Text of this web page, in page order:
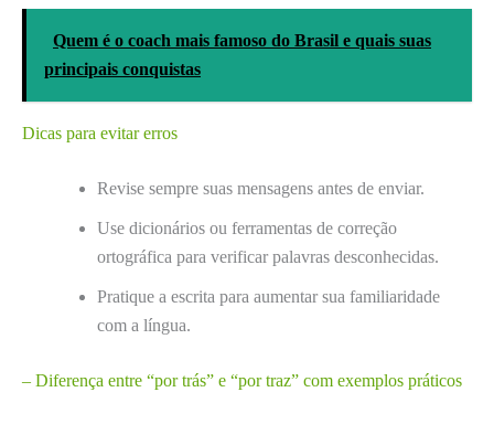
Quem é o coach mais famoso do Brasil e quais suas
principais conquistas
Dicas para evitar erros
Revise sempre suas mensagens antes de enviar.
Use dicionários ou ferramentas de correção
ortográfica para verificar palavras desconhecidas.
Pratique a escrita para aumentar sua familiaridade
com a língua.
– Diferença entre “por trás” e “por traz” com exemplos práticos